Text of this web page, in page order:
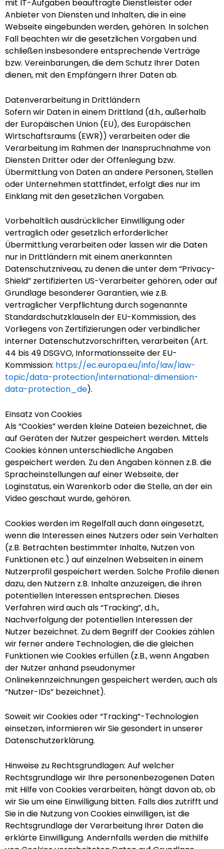
mit IT-Aufgaben beauftragte Dienstleister oder
Anbieter von Diensten und Inhalten, die in eine
Webseite eingebunden werden, gehören. In solchen
Fall beachten wir die gesetzlichen Vorgaben und
schließen insbesondere entsprechende Verträge
bzw. Vereinbarungen, die dem Schutz Ihrer Daten
dienen, mit den Empfängern Ihrer Daten ab.
Datenverarbeitung in Drittländern
Sofern wir Daten in einem Drittland (d.h., außerhalb
der Europäischen Union (EU), des Europäischen
Wirtschaftsraums (EWR)) verarbeiten oder die
Verarbeitung im Rahmen der Inanspruchnahme von
Diensten Dritter oder der Offenlegung bzw.
Übermittlung von Daten an andere Personen, Stellen
oder Unternehmen stattfindet, erfolgt dies nur im
Einklang mit den gesetzlichen Vorgaben.
Vorbehaltlich ausdrücklicher Einwilligung oder
vertraglich oder gesetzlich erforderlicher
Übermittlung verarbeiten oder lassen wir die Daten
nur in Drittländern mit einem anerkannten
Datenschutzniveau, zu denen die unter dem “Privacy-
Shield” zertifizierten US-Verarbeiter gehören, oder auf
Grundlage besonderer Garantien, wie z.B.
vertraglicher Verpflichtung durch sogenannte
Standardschutzklauseln der EU-Kommission, des
Vorliegens von Zertifizierungen oder verbindlicher
interner Datenschutzvorschriften, verarbeiten (Art.
44 bis 49 DSGVO, Informationsseite der EU-
Kommission: https://ec.europa.eu/info/law/law-
topic/data-protection/international-dimension-
data-protection_de).
Einsatz von Cookies
Als “Cookies” werden kleine Dateien bezeichnet, die
auf Geräten der Nutzer gespeichert werden. Mittels
Cookies können unterschiedliche Angaben
gespeichert werden. Zu den Angaben können z.B. die
Spracheinstellungen auf einer Webseite, der
Loginstatus, ein Warenkorb oder die Stelle, an der ein
Video geschaut wurde, gehören.
Cookies werden im Regelfall auch dann eingesetzt,
wenn die Interessen eines Nutzers oder sein Verhalten
(z.B. Betrachten bestimmter Inhalte, Nutzen von
Funktionen etc.) auf einzelnen Webseiten in einem
Nutzerprofil gespeichert werden. Solche Profile dienen
dazu, den Nutzern z.B. Inhalte anzuzeigen, die ihren
potentiellen Interessen entsprechen. Dieses
Verfahren wird auch als “Tracking”, d.h.,
Nachverfolgung der potentiellen Interessen der
Nutzer bezeichnet. Zu dem Begriff der Cookies zählen
wir ferner andere Technologien, die die gleichen
Funktionen wie Cookies erfüllen (z.B., wenn Angaben
der Nutzer anhand pseudonymer
Onlinekennzeichnungen gespeichert werden, auch als
“Nutzer-IDs” bezeichnet).
Soweit wir Cookies oder “Tracking”-Technologien
einsetzen, informieren wir Sie gesondert in unserer
Datenschutzerklärung.
Hinweise zu Rechtsgrundlagen: Auf welcher
Rechtsgrundlage wir Ihre personenbezogenen Daten
mit Hilfe von Cookies verarbeiten, hängt davon ab, ob
wir Sie um eine Einwilligung bitten. Falls dies zutrifft und
Sie in die Nutzung von Cookies einwilligen, ist die
Rechtsgrundlage der Verarbeitung Ihrer Daten die
erklärte Einwilligung. Andernfalls werden die mithilfe